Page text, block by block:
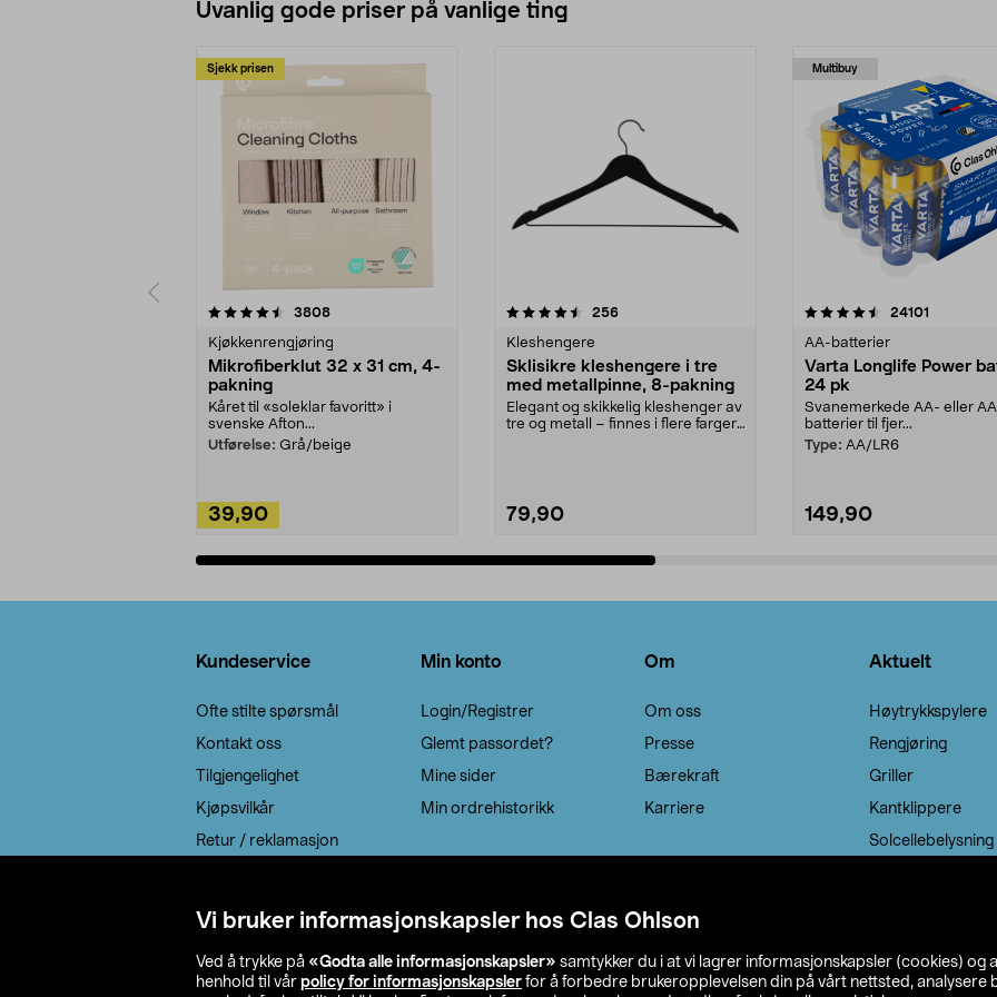
Vi bruker informasjonskapsler hos Clas Ohlson
Ved å trykke på «Godta alle informasjonskapsler» samtykker du i at vi lagrer informasjonskapsler (cookies) og
henhold til vår policy for informasjonskapsler for å forbedre brukeropplevelsen din på vårt nettsted, analysere
Uvanlig gode priser på vanlige ting
Sjekk prisen
3808anmeldelser
Kjøkkenrengjøring
Mikrofiberklut 32 x 31 cm, 4-
pakning
Kåret til «soleklar favoritt» i
svenske Afton...
Utførelse: Grå/beige
39,90
4.5av 5 stjerner 256anmeldelser
Kleshengere
Sklisikre kleshengere i tre
med metallpinne, 8-pakning
Elegant og skikkelig kleshenger av
tre og metall – finnes i flere farger.
79,90
Multibuy
4.5av 5 stjerner 24101
AA-batterier
Varta Longlife Power
24 pk
Svanemerkede AA- eller
batterier til fjer...
Type: AA/LR6
149,90
4.5av 5 stjerner
Kundeservice
Ofte stilte spørsmål
Kontakt oss
Tilgjengelighet
Kjøpsvilkår
Retur / reklamasjon
Min konto
Login/Registrer
Glemt passordet?
Mine sider
Min ordrehistorikk
Om
Om oss
Presse
Bærekraft
Karriere
Aktuelt
Høytrykkspylere
Rengjøring
Griller
Kantklippere
Solcellebelysning